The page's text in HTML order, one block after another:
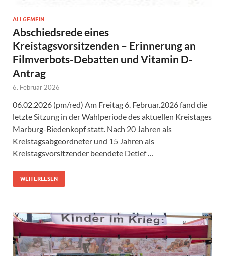
ALLGEMEIN
Abschiedsrede eines
Kreistagsvorsitzenden – Erinnerung an
Filmverbots-Debatten und Vitamin D-
Antrag
6. Februar 2026
06.02.2026 (pm/red) Am Freitag 6. Februar.2026 fand die
letzte Sitzung in der Wahlperiode des aktuellen Kreistages
Marburg-Biedenkopf statt. Nach 20 Jahren als
Kreistagsabgeordneter und 15 Jahren als
Kreistagsvorsitzender beendete Detlef …
WEITERLESEN